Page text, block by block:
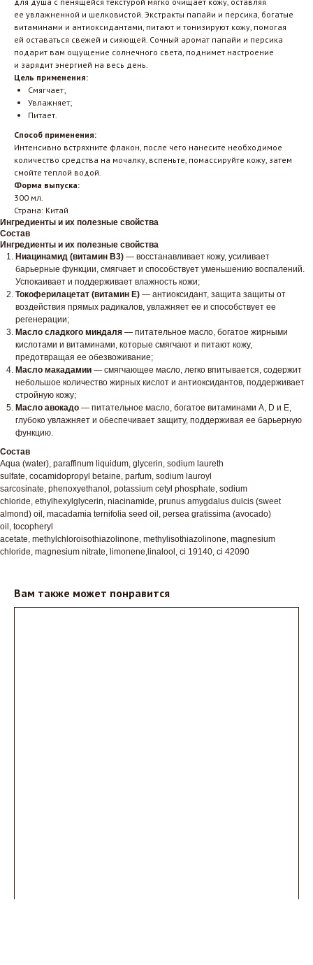
ее увлажненной и шелковистой. Экстракты папайи и персика, богатые
витаминами и антиоксидантами, питают и тонизируют кожу, помогая
ей оставаться свежей и сияющей. Сочный аромат папайи и персика
подарит вам ощущение солнечного света, поднимет настроение
и зарядит энергией на весь день.
Цель применения:
Смягчает;
Увлажняет;
Питает.
Способ применения:
Интенсивно встряхните флакон, после чего нанесите необходимое
количество средства на мочалку, вспеньте, помассируйте кожу, затем
смойте теплой водой.
Форма выпуска:
300 мл.
Страна: Китай
Ингредиенты и их полезные свойства
Состав
Ингредиенты и их полезные свойства
Ниацинамид (витамин B3) — восстанавливает кожу, усиливает
барьерные функции, смягчает и способствует уменьшению воспалений.
Успокаивает и поддерживает влажность кожи;
Токоферилацетат (витамин Е) — антиоксидант, защита защиты от
воздействия прямых радикалов, увлажняет ее и способствует ее
регенерации;
Масло сладкого миндаля — питательное масло, богатое жирными
кислотами и витаминами, которые смягчают и питают кожу,
предотвращая ее обезвоживание;
Масло макадамии — смягчающее масло, легко впитывается, содержит
небольшое количество жирных кислот и антиоксидантов, поддерживает
стройную кожу;
Масло авокадо — питательное масло, богатое витаминами A, D и E,
глубоко увлажняет и обеспечивает защиту, поддерживая ее барьерную
функцию.
Состав
Aqua (water), paraffinum liquidum, glycerin, sodium laureth
sulfate, cocamidopropyl betaine, parfum, sodium lauroyl
sarcosinate, phenoxyethanol, potassium cetyl phosphate, sodium
chloride, ethylhexylglycerin, niacinamide, prunus amygdalus dulcis (sweet
almond) oil, macadamia ternifolia seed oil, persea gratissima (avocado)
oil, tocopheryl
acetate, methylchloroisothiazolinone, methylisothiazolinone, magnesium
chloride, magnesium nitrate, limonene,linalool, ci 19140, ci 42090
Вам также может понравится